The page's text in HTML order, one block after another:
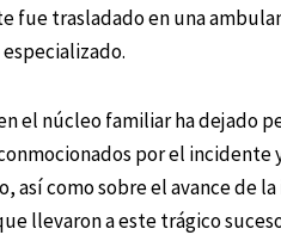
fue trasladado en una
el núcleo familiar ha dejado
por el
así como sobre el avance de
llevaron a este trágico